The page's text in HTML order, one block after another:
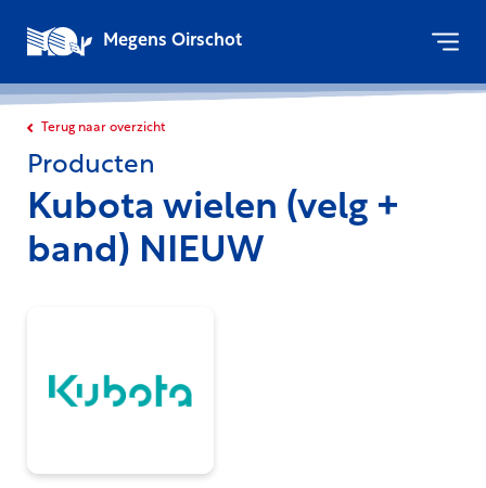
Megens Oirschot
Terug naar overzicht
Producten
Kubota wielen (velg +
band) NIEUW